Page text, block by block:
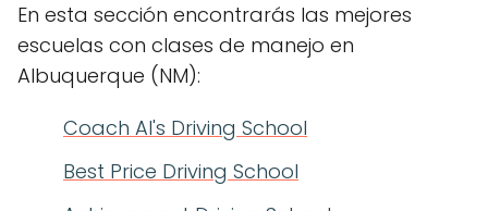
En esta sección encontrarás las mejores
escuelas con clases de manejo en
Albuquerque (NM):
Coach Al's Driving School
Best Price Driving School